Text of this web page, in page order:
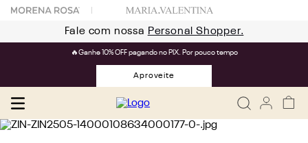
Fale com nossa Personal Shopper.
🔥Ganhe 10% OFF pagando no PIX. Por pouco tempo
Aproveite